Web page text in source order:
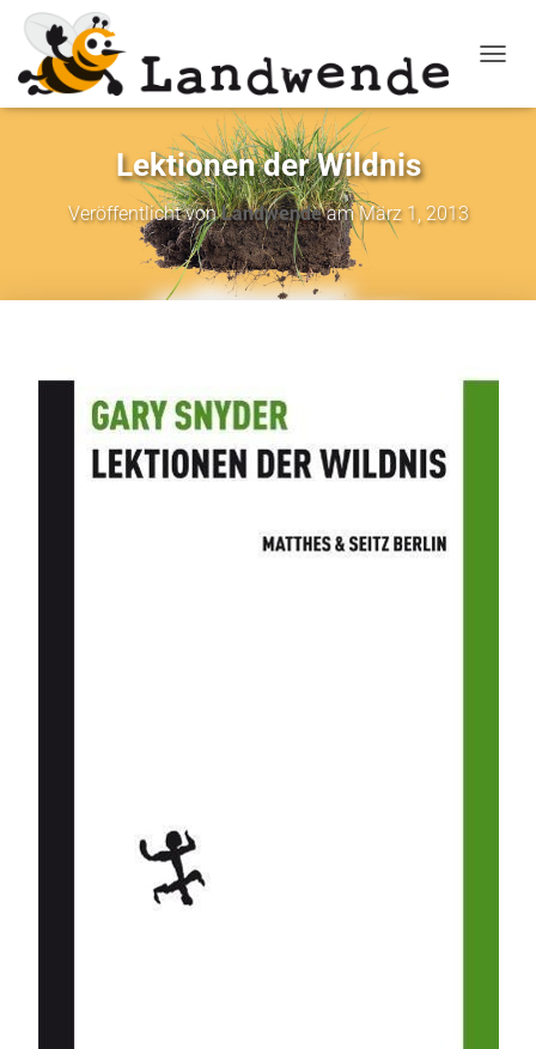
Lektionen der Wildnis
Veröffentlicht vonLandwendeamMärz 1, 2013